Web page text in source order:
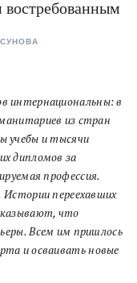
востребованным
интернациональны: в
из стран
учебы и тысячи
дипломов за
профессия.
Истории переехавших
что
Всем им пришлось
и осваивать новые